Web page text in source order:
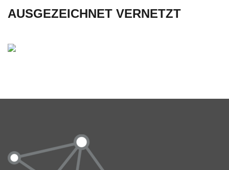
AUSGEZEICHNET VERNETZT